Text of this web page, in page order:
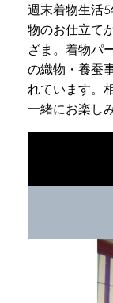
週末着物生活
物のお仕立て
ざま。着物パ
の織物・養蚕
れています。
一緒にお楽し